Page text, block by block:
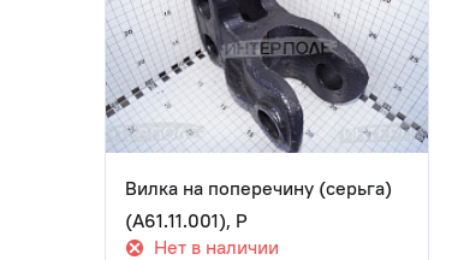
Вилка на поперечину (серьга)
(А61.11.001), Р
Нет в наличии